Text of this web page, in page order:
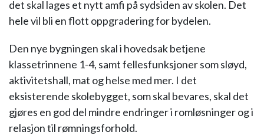
det skal lages et nytt amfi på sydsiden av skolen. Det
hele vil bli en flott oppgradering for bydelen.
Den nye bygningen skal i hovedsak betjene
klassetrinnene 1-4, samt fellesfunksjoner som sløyd,
aktivitetshall, mat og helse med mer. I det
eksisterende skolebygget, som skal bevares, skal det
gjøres en god del mindre endringer i romløsninger og i
relasjon til rømningsforhold.